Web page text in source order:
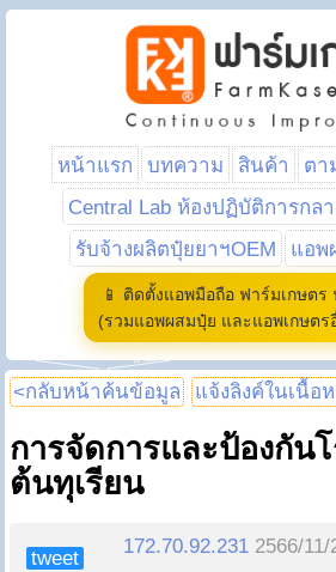
หน้าแรก บทความ สินค้า ตา
Central Lab ห้องปฏิบัติการกลา
รับจ้างผลิตปุ๋ยยาฯOEM
แอพ
📱 ติดตั้งแอพมือถือ ฟาร์มเกษตร
(รวมแอพผสมปุ๋ย และแอพเกษต
<กลับหน้าค้นข้อมูล แจ้งลิงค์ในเนื้อห
การจัดการและป้องกัน
ต้นทุเรียน
tweet
172.70.92.231 2566/